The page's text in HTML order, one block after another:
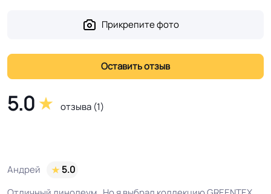
Система примыкания к
Способ укладки
На клей для линолеума марок:
площадка или завод
5.0 отзыва (1)
Андрей
5.0
Прикрепите фото